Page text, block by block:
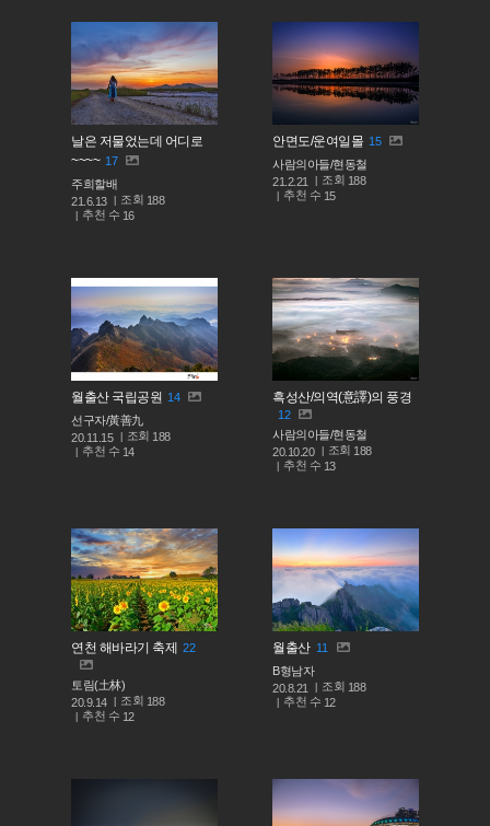
날은 저물었는데 어디로
~~~~ 17
주희할배
21.6.13
조회 188
추천 수 16
안면도/운여일몰 15
사람의아들/현동철
21.2.21
조회 188
추천 수 15
월출산 국립공원 14
선구자/黃善九
20.11.15
조회 188
추천 수 14
흑성산/의역(意譯)의 풍경
12
사람의아들/현동철
20.10.20
조회 188
추천 수 13
연천 해바라기 축제 22
토림(土林)
20.9.14
조회 188
추천 수 12
월출산 11
B형남자
20.8.21
조회 188
추천 수 12